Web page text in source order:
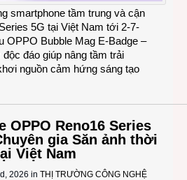
smartphone tầm trung và cận
5G tại Việt Nam tới 2-7-
OPPO Bubble Mag E-Badge –
đáo giúp nâng tầm trải
nguồn cảm hứng sáng tạo
OPPO Reno16 Series
gia Săn ảnh thời
Việt Nam
2026 in THỊ TRƯỜNG CÔNG NGHỆ